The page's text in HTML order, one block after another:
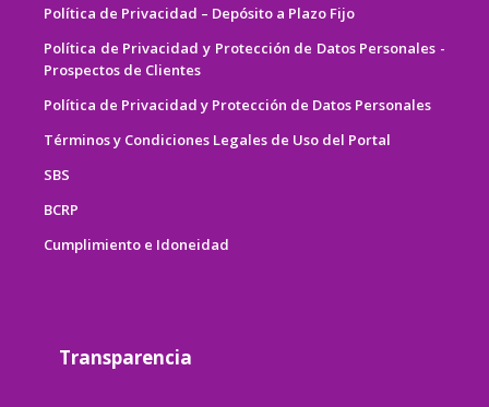
Política de Privacidad – Depósito a Plazo Fijo
Política de Privacidad y Protección de Datos Personales -
Prospectos de Clientes
Política de Privacidad y Protección de Datos Personales
Términos y Condiciones Legales de Uso del Portal
SBS
BCRP
Cumplimiento e Idoneidad
Transparencia